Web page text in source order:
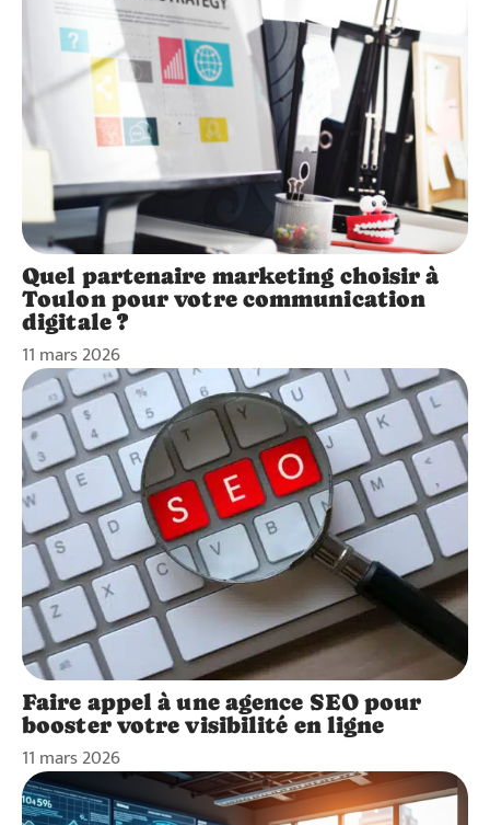
Quel partenaire marketing choisir à
Toulon pour votre communication
digitale ?
11 mars 2026
Faire appel à une agence SEO pour
booster votre visibilité en ligne
11 mars 2026